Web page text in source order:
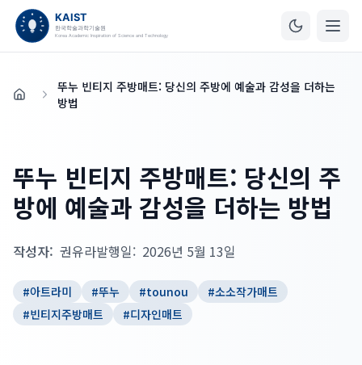
홈
뚜누 빈티지 주방매트: 당신의 주방에 예술과 감성을 더하는
방법
뚜누 빈티지 주방매트: 당신의 주
방에 예술과 감성을 더하는 방법
작성자: 권유라발행일: 2026년 5월 13일
#아트라미 #뚜누 #tounou #소소작가매트
#빈티지주방매트 #디자인매트